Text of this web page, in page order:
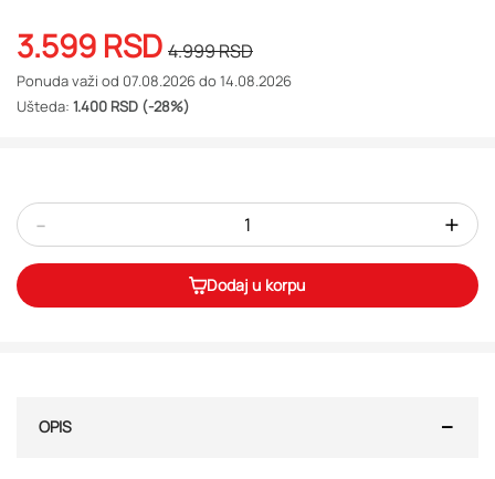
3.599 RSD 4.999RSD
Ponuda važi od 07.08.2026 do 14.08.2026
Ušteda: 1.400 RSD (-28%)
- +
Dodaj u korpu
OPIS